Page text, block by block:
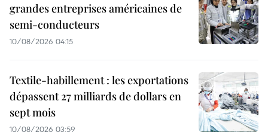
grandes entreprises américaines de
semi-conducteurs
10/08/2026 04:15
Textile-habillement : les exportations
dépassent 27 milliards de dollars en
sept mois
10/08/2026 03:59